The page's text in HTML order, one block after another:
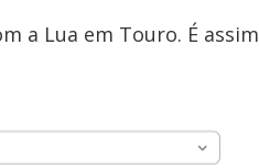
a Lua em Touro. É assim